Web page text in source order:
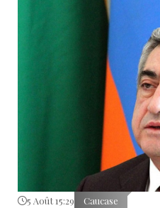
5 Août 15:29 Caucase